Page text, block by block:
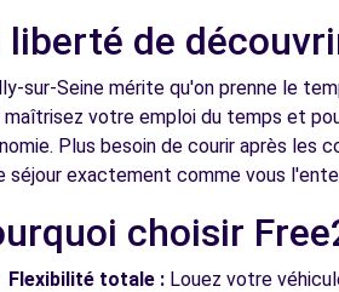
(AR)
(C)
liberté de
sur-Seine mérite qu'on prenne le
maîtrisez votre emploi du temps et
Plus besoin de courir après les
séjour exactement comme vous
choisir
Flexibilité totale : Louez votre